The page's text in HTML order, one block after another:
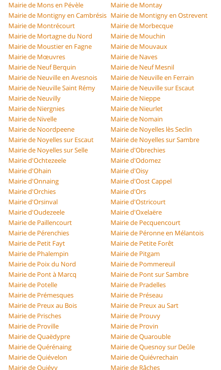
Mairie de Mons en Pévèle
Mairie de Montay
Mairie de Montigny en Cambrésis Mairie de Montigny en Ostrevent
Mairie de Montrécourt
Mairie de Morbecque
Mairie de Mortagne du Nord
Mairie de Mouchin
Mairie de Moustier en Fagne
Mairie de Mouvaux
Mairie de Mœuvres
Mairie de Naves
Mairie de Neuf Berquin
Mairie de Neuf Mesnil
Mairie de Neuville en Avesnois
Mairie de Neuville en Ferrain
Mairie de Neuville Saint Rémy
Mairie de Neuville sur Escaut
Mairie de Neuvilly
Mairie de Nieppe
Mairie de Niergnies
Mairie de Nieurlet
Mairie de Nivelle
Mairie de Nomain
Mairie de Noordpeene
Mairie de Noyelles lès Seclin
Mairie de Noyelles sur Escaut
Mairie de Noyelles sur Sambre
Mairie de Noyelles sur Selle
Mairie d'Obrechies
Mairie d'Ochtezeele
Mairie d'Odomez
Mairie d'Ohain
Mairie d'Oisy
Mairie d'Onnaing
Mairie d'Oost Cappel
Mairie d'Orchies
Mairie d'Ors
Mairie d'Orsinval
Mairie d'Ostricourt
Mairie d'Oudezeele
Mairie d'Oxelaëre
Mairie de Paillencourt
Mairie de Pecquencourt
Mairie de Pérenchies
Mairie de Péronne en Mélantois
Mairie de Petit Fayt
Mairie de Petite Forêt
Mairie de Phalempin
Mairie de Pitgam
Mairie de Poix du Nord
Mairie de Pommereuil
Mairie de Pont à Marcq
Mairie de Pont sur Sambre
Mairie de Potelle
Mairie de Pradelles
Mairie de Prémesques
Mairie de Préseau
Mairie de Preux au Bois
Mairie de Preux au Sart
Mairie de Prisches
Mairie de Prouvy
Mairie de Proville
Mairie de Provin
Mairie de Quaëdypre
Mairie de Quarouble
Mairie de Quérénaing
Mairie de Quesnoy sur Deûle
Mairie de Quiévelon
Mairie de Quiévrechain
Mairie de Quiévy
Mairie de Râches